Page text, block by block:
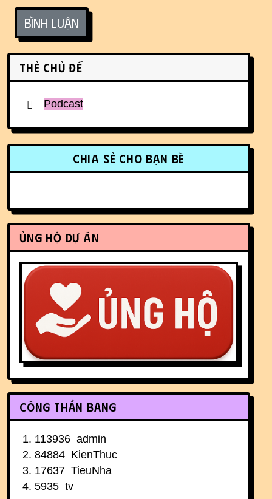
Bình luận
Related content
Thẻ chủ đề
Podcast
More content and functionality
Chia sẻ cho bạn bè
Ủng hộ dự án
Công thần bảng
113936 admin
84884 KienThuc
17637 TieuNha
5935 tv